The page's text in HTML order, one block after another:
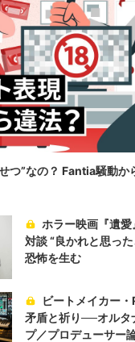
つ”なの？ Fantia騒動か
ホラー映画『遺
対談 “良かれと思った
恐怖を生む
ビートメイカー
矛盾と祈り──オルタ
プ／プロデューサー